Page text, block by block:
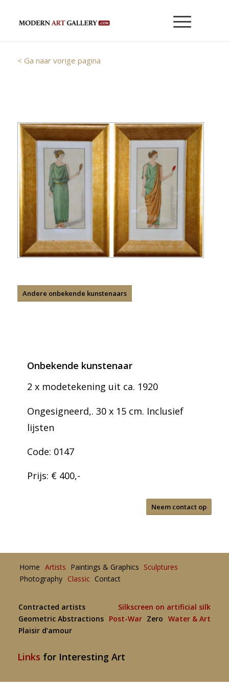
< Ga naar vorige pagina
Andere onbekende kunstenaars
Onbekende kunstenaar
2 x modetekening uit ca. 1920
Ongesigneerd,. 30 x 15 cm. Inclusief
lijsten
Code: 0147
Prijs: € 400,-
Neem contact op
Home Artists Paintings & Graphics Sculptures
Photography Classic Contact
Contracted artists
Silkscreen on artificial silk
Geometric Abstractions
Post-War Zero Water & Art
Plaisir d’amour
Links for Interesting Art